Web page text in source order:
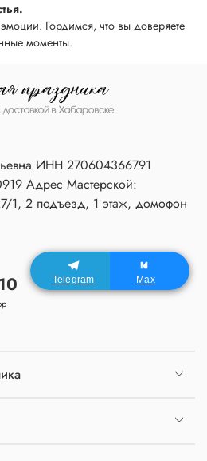
Гордимся, что вы доверяете
моменты.
ИНН 270604366791
Адрес Мастерской:
1, 2 подъезд, 1 этаж, домофон
Telegram Max